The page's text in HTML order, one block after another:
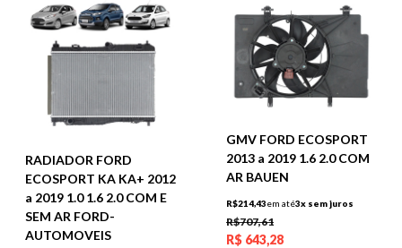
RADIADOR FORD
ECOSPORT KA KA+ 2012
a 2019 1.0 1.6 2.0 COM E
SEM AR FORD-
AUTOMOVEIS
GMV FORD ECOSPORT
2013 a 2019 1.6 2.0 COM
AR BAUEN
R$214,43em até3x sem juros
R$707,61
R$ 643,28